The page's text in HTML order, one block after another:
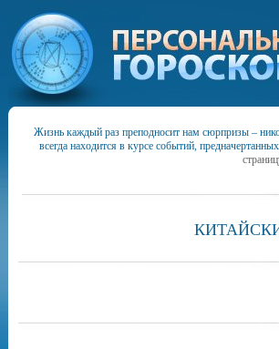
Жизнь каждый раз преподносит нам сюрпризы –
всегда находится в курсе событий,